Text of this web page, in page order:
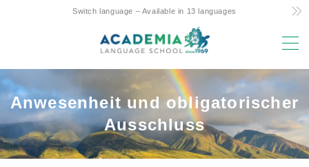
Switch language – Available in 13 languages
Gründe für die Wahl
Kostengünstig! Commitment and Secrets
Hawaiis einziger 4-Tage-Wochenkurs
Anwesenheit und obligatorischer
Ausschluss